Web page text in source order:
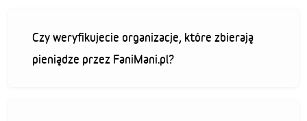
Czy weryfikujecie organizacje, które zbierają
pieniądze przez FaniMani.pl?